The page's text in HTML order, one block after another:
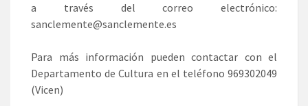
a través del correo electrónico:
sanclemente@sanclemente.es
Para más información pueden contactar con el
Departamento de Cultura en el teléfono 969302049
(Vicen)